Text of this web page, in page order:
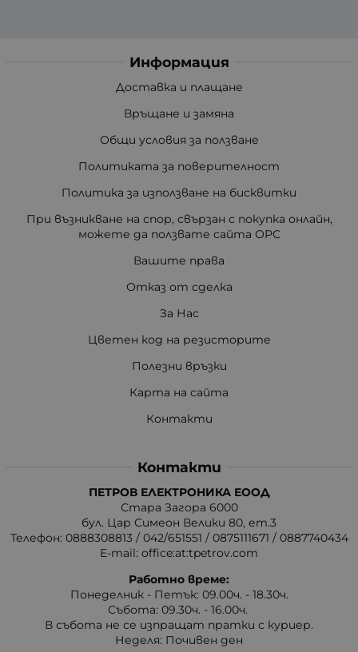
Информация
Доставка и плащане
Връщане и замяна
Общи условия за ползване
Политиката за поверителност
Политика за използване на бисквитки
При възникване на спор, свързан с покупка онлайн,
можете да ползвате сайта ОРС
Вашите права
Отказ от сделка
За Нас
Цветен код на резисторите
Полезни връзки
Карта на сайта
Контакти
Контакти
ПЕТРОВ ЕЛЕКТРОНИКА ЕООД
Стара Загора 6000
бул. Цар Симеон Велики 80, ет.3
Телефон: 0888308813 / 042/651551 / 0875111671 / 0887740434
E-mail: office:at:tpetrov.com
Работно време:
Понеделник - Петък: 09.00ч. - 18.30ч.
Събота: 09.30ч. - 16.00ч.
В събота не се изпращат пратки с куриер.
Неделя: Почивен ден